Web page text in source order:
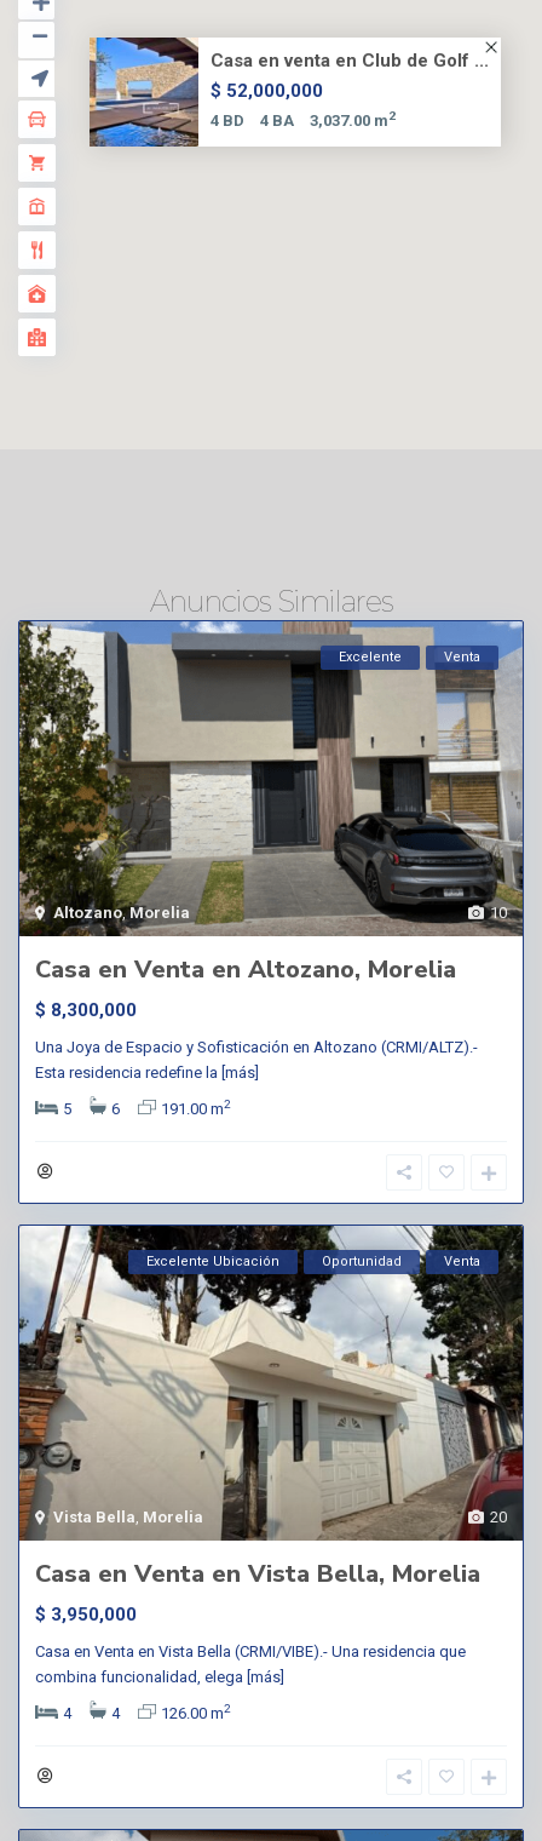
Casa en venta en Club de Golf ...
$ 52,000,000
4 BD 4 BA 3,037.00 m2
Anuncios Similares
10
Altozano,Morelia
Excelente Venta
Casa en Venta en Altozano, Morelia
$ 8,300,000
Una Joya de Espacio y Sofisticación en Altozano (CRMI/ALTZ).-
Esta residencia redefine la [más]
5
6 191.00 m2
20
Vista Bella Morelia
Excelente Ubicación Oportunidad Venta
Casa en Venta en Vista Bella, Morelia
$ 3,950,000
Casa en Venta en Vista Bella (CRMI/VIBE).- Una residencia que
combina funcionalidad, elega [más]
4
4 126.00 m2